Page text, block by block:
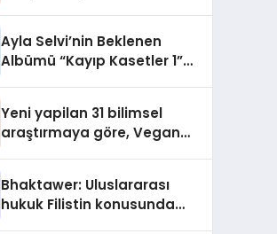
Ayla Selvi’nin Beklenen
Albümü “Kayıp Kasetler 1”
Yeni yapilan 31 bilimsel
araştırmaya göre, Vegan
Sindirildiğini Ortaya Koydu
Bhaktawer: Uluslararası
hukuk Filistin konusunda